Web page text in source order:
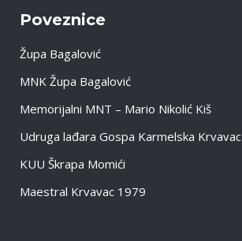
Poveznice
Župa Bagalović
MNK Župa Bagalović
Memorijalni MNT – Mario Nikolić Kiš
Udruga lađara Gospa Karmelska Krvavac
KUU Škrapa Momići
Maestral Krvavac 1979